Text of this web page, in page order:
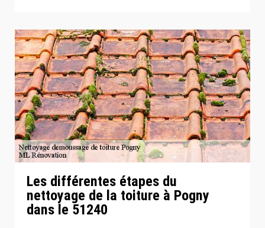
Les différentes étapes du
nettoyage de la toiture à Pogny
dans le 51240